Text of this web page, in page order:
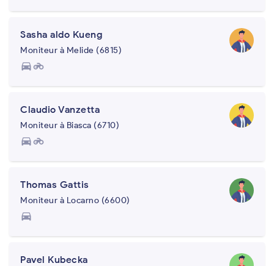
Sasha aldo Kueng
Moniteur à Melide (6815)
directions_carmotorcycle
Claudio Vanzetta
Moniteur à Biasca (6710)
directions_carmotorcycle
Thomas Gattis
Moniteur à Locarno (6600)
directions_car
Pavel Kubecka